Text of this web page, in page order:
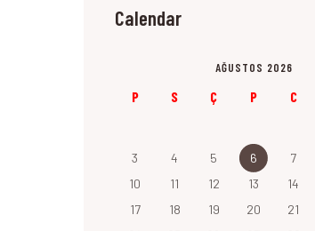
Calendar
AĞUSTOS 2026
P S Ç P C
3
4 5 6 7
10
11 12 13 14
17
18 19 20 21